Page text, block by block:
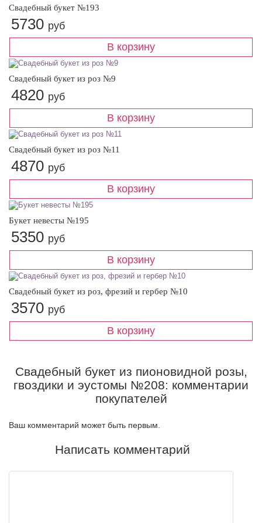
Свадебный букет №193
5730 руб
Свадебный букет из роз №9
4820 руб
Свадебный букет из роз №11
4870 руб
Букет невесты №195
5350 руб
Свадебный букет из роз, фрезий и гербер №10
3570 руб
Свадебный букет из пионовидной розы,
гвоздики и эустомы №208: комментарии
покупателей
Ваш комментарий может быть первым.
Написать комментарий